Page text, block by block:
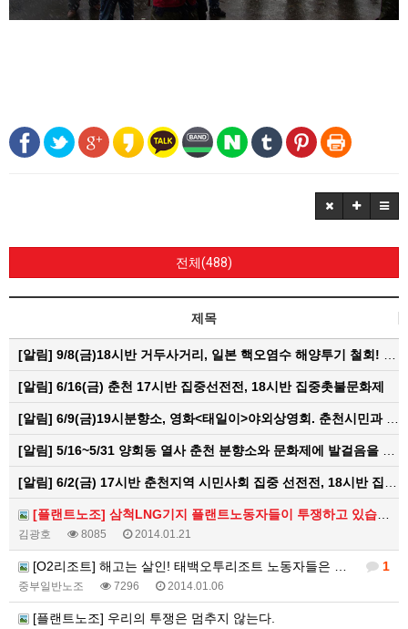
전체(488)
제목
[알림] 9/8(금)18시반 거두사거리, 일본 핵오염수 해양투기 철회! 춘천시민대회
[알림] 6/16(금) 춘천 17시반 집중선전전, 18시반 집중촛불문화제
[알림] 6/9(금)19시분향소, 영화<태일이>야외상영회. 춘천시민과 함께하는 한여름밤의 영화산책
[알림] 5/16~5/31 양회동 열사 춘천 분향소와 문화제에 발걸음을 내어주신 모든 분들께 감사인사를 올립니다.
[알림] 6/2(금) 17시반 춘천지역 시민사회 집중 선전전, 18시반 집중 촛불문화제
[플랜트노조] 삼척LNG기지 플랜트노동자들이 투쟁하고 있습니다.
김광호 8085 2014.01.21
1
[O2리조트] 해고는 살인! 태백오투리조트 노동자들은 반드시 현장으로 돌아갈 것이다!!
중부일반노조 7296 2014.01.06
[플랜트노조] 우리의 투쟁은 멈추지 않는다.